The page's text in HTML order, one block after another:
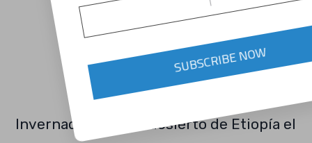
Invernaderos en el desierto de Etiopía el
SUBSCRIBE NOW